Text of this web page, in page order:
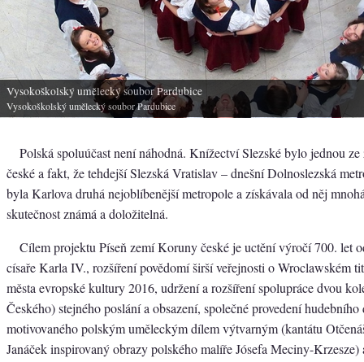
Vysokoškolský umělecký soubor Pardubice
Vysokoškolský umělecký soubor Pardubice
Polská spoluúčast není náhodná. Knížectví Slezské bylo jednou
české a fakt, že tehdejší Slezská Vratislav – dnešní Dolnoslezská
byla Karlova druhá nejoblíbenější metropole a získávala od něj
skutečnost známá a doložitelná.
Cílem projektu Píseň zemí Koruny české je uctění výročí 700. let
císaře Karla IV., rozšíření povědomí širší veřejnosti o Wroclawském
města evropské kultury 2016, udržení a rozšíření spolupráce dvou
Českého) stejného poslání a obsazení, společné provedení
motivovaného polským uměleckým dílem výtvarným (kantátu
Janáček inspirovaný obrazy polského malíře Jósefa Meciny-Krzesze)